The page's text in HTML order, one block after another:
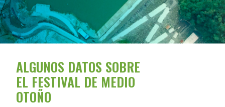
ALGUNOS DATOS SOBRE
EL FESTIVAL DE MEDIO
OTOÑO